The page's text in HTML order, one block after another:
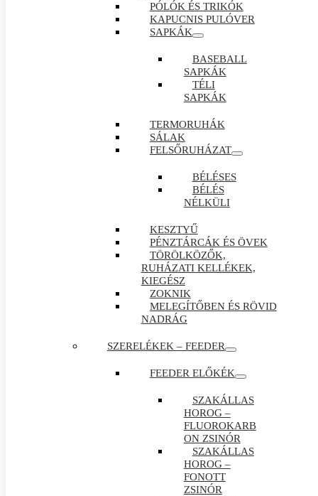
PÓLÓK ÉS TRIKÓK
KAPUCNIS PULÓVER
SAPKÁK
BASEBALL
SAPKÁK
TÉLI
SAPKÁK
TERMORUHÁK
SÁLAK
FELSŐRUHÁZAT
BÉLÉSES
BÉLÉS
NÉLKÜLI
KESZTYŰ
PÉNZTÁRCÁK ÉS ÖVEK
TÖRÖLKÖZŐK,
RUHÁZATI KELLÉKEK,
KIEGÉSZ
ZOKNIK
MELEGÍTŐBEN ÉS RÖVID
NADRÁG
SZERELÉKEK – FEEDER
FEEDER ELŐKÉK
SZAKÁLLAS
HOROG –
FLUOROKARB
ON ZSINÓR
SZAKÁLLAS
HOROG –
FONOTT
ZSINÓR